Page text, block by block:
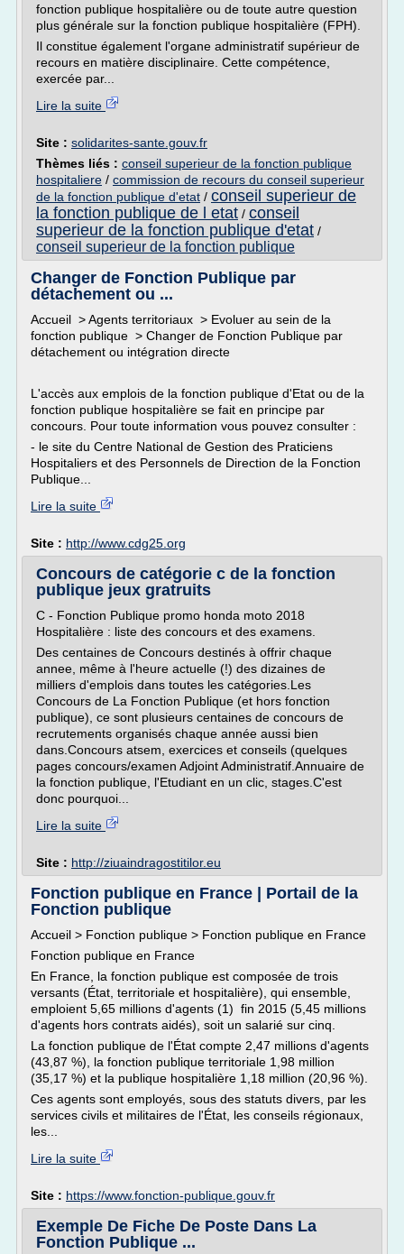
fonction publique hospitalière ou de toute autre question
plus générale sur la fonction publique hospitalière (FPH).
Il constitue également l'organe administratif supérieur de
recours en matière disciplinaire. Cette compétence,
exercée par...
Lire la suite
Site : solidarites-sante.gouv.fr
Thèmes liés : conseil superieur de la fonction publique
hospitaliere / commission de recours du conseil superieur
de la fonction publique d'etat / conseil superieur de
la fonction publique de l etat / conseil
superieur de la fonction publique d'etat /
conseil superieur de la fonction publique
Changer de Fonction Publique par
détachement ou ...
Accueil > Agents territoriaux > Evoluer au sein de la
fonction publique > Changer de Fonction Publique par
détachement ou intégration directe
L'accès aux emplois de la fonction publique d'Etat ou de la
fonction publique hospitalière se fait en principe par
concours. Pour toute information vous pouvez consulter :
- le site du Centre National de Gestion des Praticiens
Hospitaliers et des Personnels de Direction de la Fonction
Publique...
Lire la suite
Site : http://www.cdg25.org
Concours de catégorie c de la fonction
publique jeux gratruits
C - Fonction Publique promo honda moto 2018
Hospitalière : liste des concours et des examens.
Des centaines de Concours destinés à offrir chaque
annee, même à l'heure actuelle (!) des dizaines de
milliers d'emplois dans toutes les catégories.Les
Concours de La Fonction Publique (et hors fonction
publique), ce sont plusieurs centaines de concours de
recrutements organisés chaque année aussi bien
dans.Concours atsem, exercices et conseils (quelques
pages concours/examen Adjoint Administratif.Annuaire de
la fonction publique, l'Etudiant en un clic, stages.C'est
donc pourquoi...
Lire la suite
Site : http://ziuaindragostitilor.eu
Fonction publique en France | Portail de la
Fonction publique
Accueil > Fonction publique > Fonction publique en France
Fonction publique en France
En France, la fonction publique est composée de trois
versants (État, territoriale et hospitalière), qui ensemble,
emploient 5,65 millions d'agents (1) fin 2015 (5,45 millions
d'agents hors contrats aidés), soit un salarié sur cinq.
La fonction publique de l'État compte 2,47 millions d'agents
(43,87 %), la fonction publique territoriale 1,98 million
(35,17 %) et la publique hospitalière 1,18 million (20,96 %).
Ces agents sont employés, sous des statuts divers, par les
services civils et militaires de l'État, les conseils régionaux,
les...
Lire la suite
Site : https://www.fonction-publique.gouv.fr
Exemple De Fiche De Poste Dans La
Fonction Publique ...